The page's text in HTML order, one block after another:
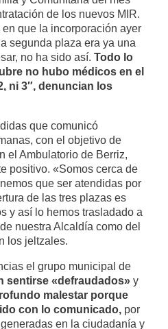
de los nuevos MIR.
que la incorporación ayer
segunda plaza era ya una
no ha sido así. Todo lo
no hubo médicos en el
ni 3″, denuncian los
que comunicó
con el objetivo de
el Ambulatorio de Berriz,
positivo. «Somos cerca de
que ser atendidas por
de las tres plazas es
y así lo hemos trasladado a
nuestra Alcaldía como del
los jeltzales.
el grupo municipal de
sentirse «defraudados» y
malestar porque
con lo comunicado, por
en la ciudadanía y